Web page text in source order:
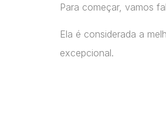
Para começar, vamos
Ela é considerada a
excepcional.